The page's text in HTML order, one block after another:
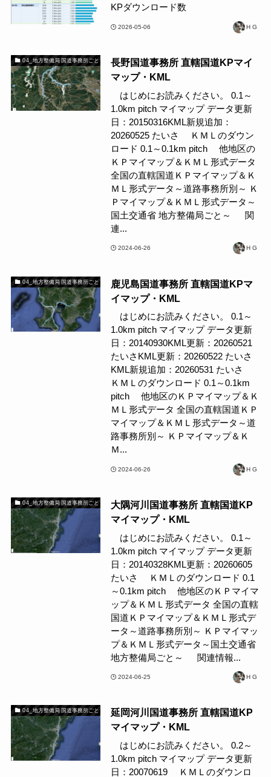
KPダウンロード数
2026-05-06 H G
04_地方整備局 国道事務所ごと
長野国道事務所 直轄国道KPマイ
マップ・KML
はじめにお読みください。 0.1～
1.0km pitch マイマップ データ更新
日：20150316KML新規追加：
20260525 たいさ ＫＭＬのダウン
ロード 0.1～0.1km pitch 他地区の
ＫＰマイマップ＆ＫＭＬ形式データ
全国の直轄国道ＫＰマイマップ＆Ｋ
ＭＬ形式データ～道路事務所別～ Ｋ
Ｐマイマップ＆ＫＭＬ形式データ～
国土交通省 地方整備局ごと～ 関
連...
2024-06-26 H G
04_地方整備局 国道事務所ごと
鹿児島国道事務所 直轄国道KPマ
イマップ・KML
はじめにお読みください。 0.1～
1.0km pitch マイマップ データ更新
日：20140930KML更新：20260521
たいさKML更新：20260522 たいさ
KML新規追加：20260531 たいさ
ＫＭＬのダウンロード 0.1～0.1km
pitch 他地区のＫＰマイマップ＆Ｋ
ＭＬ形式データ 全国の直轄国道ＫＰ
マイマップ＆ＫＭＬ形式データ～道
路事務所別～ ＫＰマイマップ＆Ｋ
Ｍ...
2024-06-26 H G
04_地方整備局 国道事務所ごと
大隅河川国道事務所 直轄国道KP
マイマップ・KML
はじめにお読みください。 0.1～
1.0km pitch マイマップ データ更新
日：20140328KML更新：20260605
たいさ ＫＭＬのダウンロード 0.1
～0.1km pitch 他地区のＫＰマイマ
ップ＆ＫＭＬ形式データ 全国の直轄
国道ＫＰマイマップ＆ＫＭＬ形式デ
ータ～道路事務所別～ ＫＰマイマッ
プ＆ＫＭＬ形式データ～国土交通省
地方整備局ごと～ 関連情報...
2024-06-25 H G
04_地方整備局 国道事務所ごと
延岡河川国道事務所 直轄国道KP
マイマップ・KML
はじめにお読みください。 0.2～
1.0km pitch マイマップ データ更新
日：20070619 ＫＭＬのダウンロ